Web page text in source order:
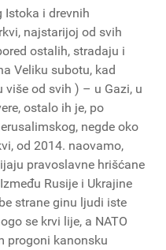
Istoka i drevnih
najstarijoj od svih
ostalih, stradaju i
Veliku subotu, kad
od svih ) – u Gazi, u
ostalo ih je, po
negde oko
od 2014. naovamo,
pravoslavne hrišćane
Rusije i Ukrajine
strane ginu ljudi iste
se krvi lije, a NATO
progoni kanonsku